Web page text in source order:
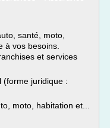
santé, moto,
à vos besoins.
et services
(forme juridique :
moto, habitation et...